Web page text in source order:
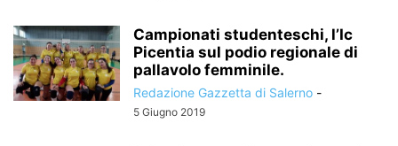
Campionati studenteschi, l’Ic
Picentia sul podio regionale di
pallavolo femminile.
Redazione Gazzetta di Salerno -
5 Giugno 2019